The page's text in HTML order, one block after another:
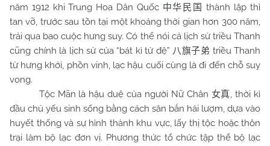
năm 1912 khi Trung Hoa Dân Quốc 中华民国thành lập thì
tan vỡ, trước sau tồn tại một khoảng thời gian hơn 300 năm,
trải qua bao cuộc hưng suy. Có thể nói cả lịch sử triều Thanh
cũng chính là lịch sử của “bát kì tử đệ” 八旗子弟 triều Thanh
từ hưng khởi, phồn vinh, lạc hậu cuối cùng là đi đến chỗ suy
vong.
Tộc Mãn là hậu duệ của người Nữ Chân 女真, thời kì
đầu chủ yếu sinh sống bằng cách săn bắn hái lượm, dựa vào
huyết thống và sự hình thành khu vực, lấy thị tộc hoặc thôn
trại làm bộ lạc đơn vị. Phương thức tổ chức tập thể bộ lạc